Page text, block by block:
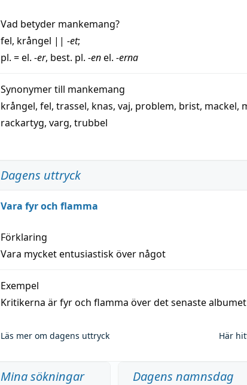
Vad betyder mankemang?
fel, krångel || -et;
pl. = el. -er, best. pl. -enel. -erna
Synonymer till mankemang
krångel, fel, trassel, knas, vaj, problem, brist, mackel,
rackartyg, varg, trubbel
Dagens uttryck
Vara fyr och flamma
Förklaring
Vara mycket entusiastisk över något
Exempel
Kritikerna är fyr och flamma över det senaste albumet
Läs mer om dagens uttryck Här
Mina sökningar Dagens namnsdag